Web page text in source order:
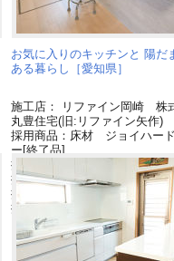
お気に入りのキッチンと 陽だ
ある暮らし［愛知県］
施工店： リファイン岡崎 株
丸豊住宅(旧:リファイン矢作)
採用商品：床材 ジョイハー
ー[終了品]
採用商品：照明器具
採用商品：内装ドア ベリテ
採用商品：キッチン ラクシ
採用商品：インテリア建材